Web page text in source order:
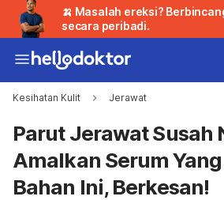
🍌 Masalah ereksi?
secara peribadi.
Kesihatan Kulit Jerawat
Parut Jerawat Susah
Amalkan Serum
Bahan Ini, Berkesan!